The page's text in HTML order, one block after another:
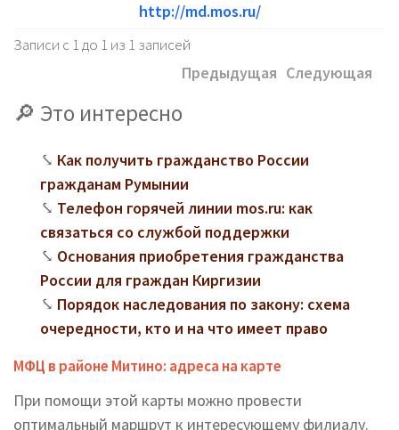
http://md.mos.ru/
Записи с 1 до 1 из 1 записей
Предыдущая Следующая
Это интересно
Как получить гражданство России
гражданам Румынии
Телефон горячей линии mos.ru: как
связаться со службой поддержки
Основания приобретения гражданства
России для граждан Киргизии
Порядок наследования по закону: схема
очередности, кто и на что имеет право
МФЦ в районе Митино: адреса на карте
При помощи этой карты можно провести
оптимальный маршрут к интересующему филиалу.